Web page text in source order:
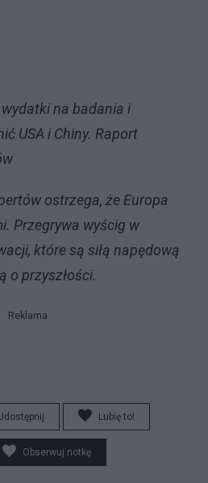
na badania i
USA i Chiny. Raport
ostrzega, że Europa
Przegrywa wyścig w
które są siłą napędową
o przyszłości.
Reklama
Lubię to!
Obserwuj notkę